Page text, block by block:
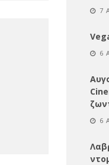
7
6
6